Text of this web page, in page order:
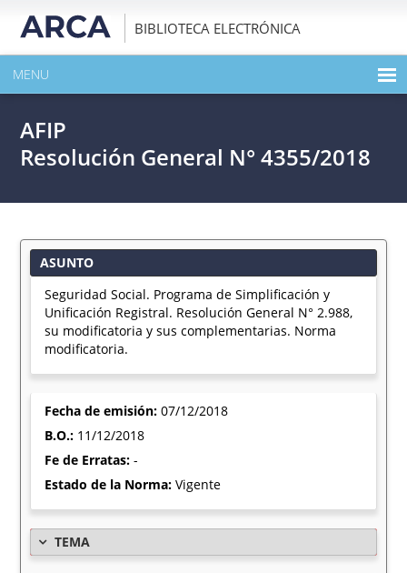
BIBLIOTECA ELECTRÓNICA
MENU
EXPANDIR TODO EL CONTENIDO DE LA PUBLICACIÓN
AFIP
Resolución General N° 4355/2018
ASUNTO
Seguridad Social. Programa de Simplificación y
Unificación Registral. Resolución General N° 2.988,
su modificatoria y sus complementarias. Norma
modificatoria.
Fecha de emisión:07/12/2018
B.O.: 11/12/2018
Fe de Erratas:-
Estado de la Norma:Vigente
TEMA